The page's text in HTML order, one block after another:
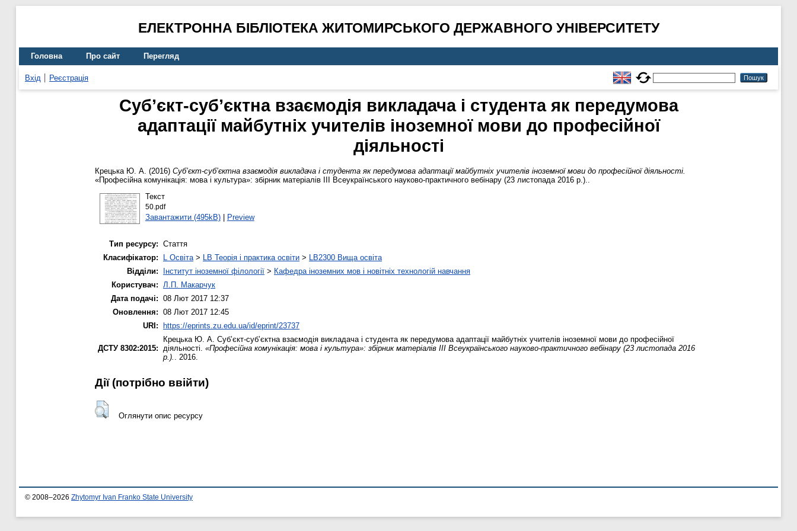
ЕЛЕКТРОННА БІБЛІОТЕКА ЖИТОМИРСЬКОГО ДЕРЖАВНОГО УНІВЕРСИТЕТУ
Головна Про сайт Перегляд
Вхід Реєстрація
Суб’єкт-суб’єктна взаємодія викладача і студента як передумова
адаптації майбутніх учителів іноземної мови до професійної
діяльності
Крецька Ю. А. (2016) Суб’єкт-суб’єктна взаємодія викладача і студента як передумова адаптації майбутніх учителів іноземної мови до професійної діяльності.
«Професійна комунікація: мова і культура»: збірник матеріалів IІІ Всеукраїнського науково-практичного вебінару (23 листопада 2016 р.)..
Текст
50.pdf
Завантажити (495kB)| Preview
Тип ресурсу: Стаття
Класифікатор:
L Освіта> LB Теорія і практика освіти > LB2300 Вища освіта
Відділи:
Інститут іноземної філології > Кафедра іноземних мов і новітніх технологій навчання
Користувач: Л.П. Макарчук
Дата подачі: 08 Лют 2017 12:37
Оновлення: 08 Лют 2017 12:45
URI:
https://eprints.zu.edu.ua/id/eprint/23737
ДСТУ 8302:2015:
Крецька Ю. А. Суб’єкт-суб’єктна взаємодія викладача і студента як передумова адаптації майбутніх учителів іноземної мови до професійної
діяльності. «Професійна комунікація: мова і культура»: збірник матеріалів IІІ Всеукраїнського науково-практичного вебінару (23 листопада 2016
р.). . 2016.
Дії ​​(потрібно ввійти)
Оглянути опис ресурсу
© 2008–2026 Zhytomyr Ivan Franko State University